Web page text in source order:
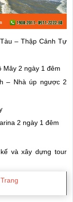
– Thập Cảnh Tự
Mây 2 ngày 1 đêm
– Nhà úp ngược 2
2 ngày 1 đêm
và xây dựng tour